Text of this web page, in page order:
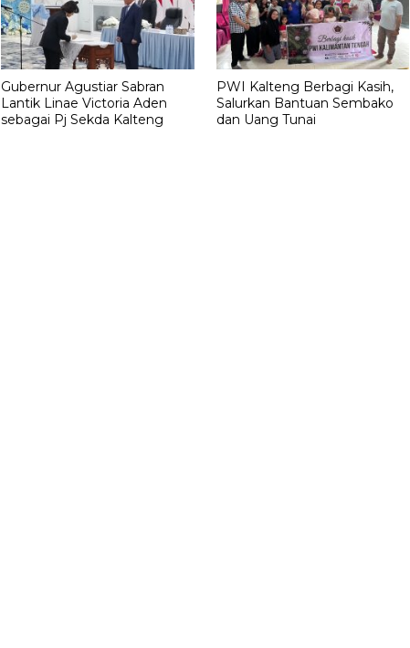
Gubernur Agustiar Sabran
Lantik Linae Victoria Aden
sebagai Pj Sekda Kalteng
PWI Kalteng Berbagi Kasih,
Salurkan Bantuan Sembako
dan Uang Tunai